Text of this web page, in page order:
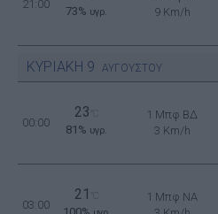
21:00
73% υγρ.
9 Km/h
ΚΥΡΙΑΚΗ 9 ΑΥΓΟΥΣΤΟΥ
00:00
23
81% υγρ.
1 Μπφ ΒΔ
3 Km/h
03:00
21
1 Μπφ NA